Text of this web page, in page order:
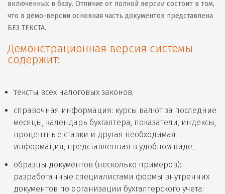
включенных в базу. Отличие от полной версии состоит в том,
что в демо-версии основная часть документов представлена
БЕЗ ТЕКСТА.
Демонстрационная версия системы
содержит:
тексты всех налоговых законов;
справочная информация: курсы валют за последние
месяцы, календарь бухгалтера, показатели, индексы,
процентные ставки и другая необходимая
информация, представленная в удобном виде;
образцы документов (несколько примеров):
разработанные специалистами формы внутренних
документов по организации бухгалтерского учета: